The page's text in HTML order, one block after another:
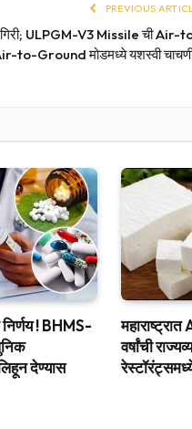
PREVIOUS
ULPGM-V3 Missile ची Air-
to-Ground मोडमध्ये यशस्वी
निर्णय ! BHMS-
देण्यास
वर्षांची